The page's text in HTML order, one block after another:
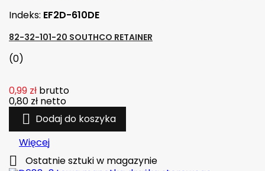
Indeks: EF2D-610DE
82-32-101-20 SOUTHCO RETAINER
(0)
0,99 zł brutto
0,80 zł netto
 Dodaj do koszyka
Więcej
 Ostatnie sztuki w magazynie